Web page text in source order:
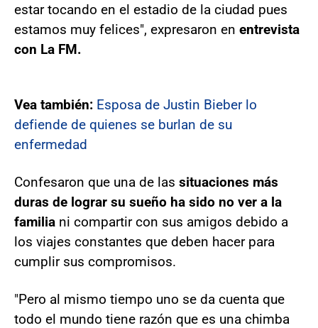
estar tocando en el estadio de la ciudad pues
estamos muy felices", expresaron en entrevista
con La FM.
Vea también: Esposa de Justin Bieber lo
defiende de quienes se burlan de su
enfermedad
Confesaron que una de las situaciones más
duras de lograr su sueño ha sido no ver a la
familia ni compartir con sus amigos debido a
los viajes constantes que deben hacer para
cumplir sus compromisos.
"Pero al mismo tiempo uno se da cuenta que
todo el mundo tiene razón que es una chimba